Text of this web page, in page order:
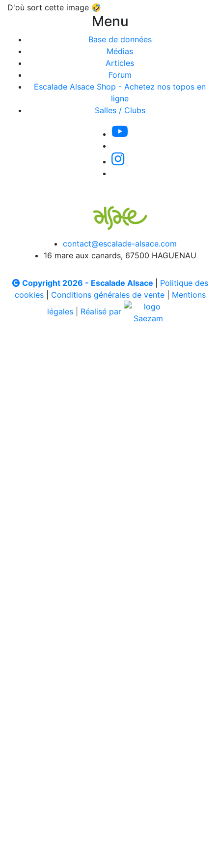
D'où sort cette image 🤣
Menu
Base de données
Médias
Articles
Forum
Escalade Alsace Shop - Achetez nos topos en
ligne
Salles / Clubs
contact@escalade-alsace.com
16 mare aux canards, 67500 HAGUENAU
Copyright 2026 - Escalade Alsace
Politique des
cookies| Conditions générales de vente| Mentions
légales
Réalisé par